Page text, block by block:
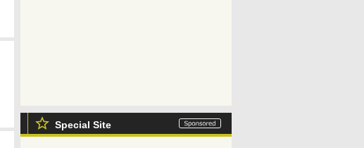
Special Site